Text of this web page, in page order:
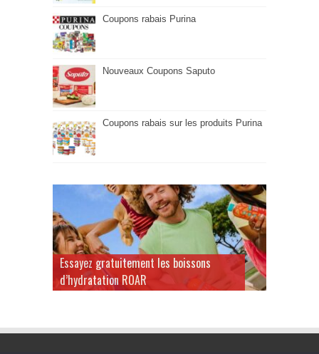
Coupons rabais Purina
Nouveaux Coupons Saputo
Coupons rabais sur les produits Purina
Essayez gratuitement les boissons
d’hydratation ROAR